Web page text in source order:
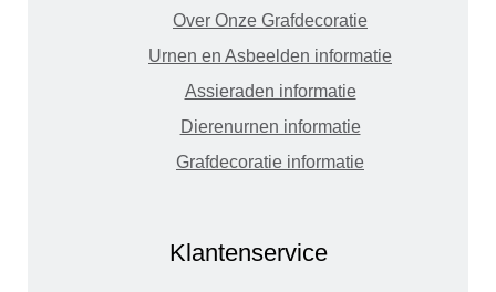
Over Onze Grafdecoratie
Urnen en Asbeelden informatie
Assieraden informatie
Dierenurnen informatie
Grafdecoratie informatie
Klantenservice